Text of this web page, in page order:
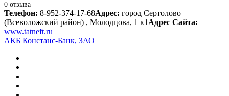
0 отзыва
Телефон: 8-952-374-17-68Адрес: город Сертолово
(Всеволожский район) , Молодцова, 1 к1Адрес Сайта:
www.tatneft.ru
АКБ Констанс-Банк, ЗАО